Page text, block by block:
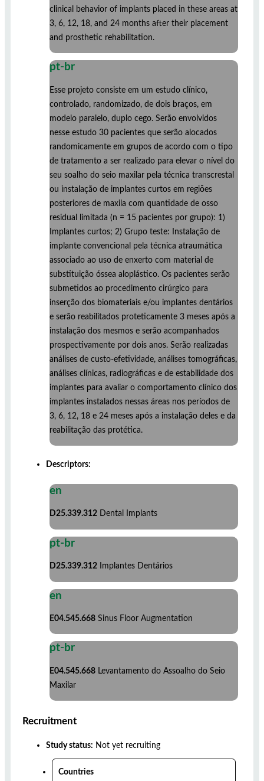
clinical behavior of implants placed in these areas at
3, 6, 12, 18, and 24 months after their placement
and prosthetic rehabilitation.
pt-br
Esse projeto consiste em um estudo clínico,
controlado, randomizado, de dois braços, em
modelo paralelo, duplo cego. Serão envolvidos
nesse estudo 30 pacientes que serão alocados
randomicamente em grupos de acordo com o tipo
de tratamento a ser realizado para elevar o nível do
seu soalho do seio maxilar pela técnica transcrestal
ou instalação de implantes curtos em regiões
posteriores de maxila com quantidade de osso
residual limitada (n = 15 pacientes por grupo): 1)
Implantes curtos; 2) Grupo teste: Instalação de
implante convencional pela técnica atraumática
associado ao uso de enxerto com material de
substituição óssea aloplástico. Os pacientes serão
submetidos ao procedimento cirúrgico para
inserção dos biomateriais e/ou implantes dentários
e serão reabilitados proteticamente 3 meses após a
instalação dos mesmos e serão acompanhados
prospectivamente por dois anos. Serão realizadas
análises de custo-efetividade, análises tomográficas,
análises clínicas, radiográficas e de estabilidade dos
implantes para avaliar o comportamento clínico dos
implantes instalados nessas áreas nos períodos de
3, 6, 12, 18 e 24 meses após a instalação deles e da
reabilitação das protética.
Descriptors:
en
D25.339.312 Dental Implants
pt-br
D25.339.312 Implantes Dentários
en
E04.545.668 Sinus Floor Augmentation
pt-br
E04.545.668 Levantamento do Assoalho do Seio
Maxilar
Recruitment
Study status: Not yet recruiting
Countries